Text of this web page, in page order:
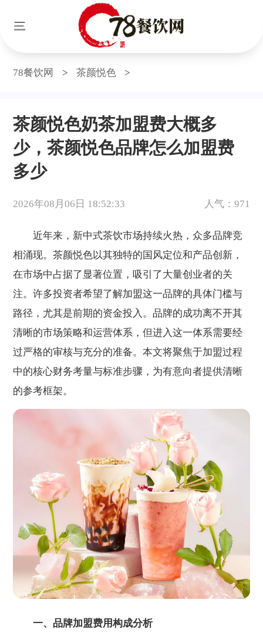
78餐饮网 > 茶颜悦色 >
茶颜悦色奶茶加盟费大概多
少，茶颜悦色品牌怎么加盟费
多少
2026年08月06日 18:52:33 人气：971
近年来，新中式茶饮市场持续火热，众多品牌竞
相涌现。茶颜悦色以其独特的国风定位和产品创新，
在市场中占据了显著位置，吸引了大量创业者的关
注。许多投资者希望了解加盟这一品牌的具体门槛与
路径，尤其是前期的资金投入。品牌的成功离不开其
清晰的市场策略和运营体系，但进入这一体系需要经
过严格的审核与充分的准备。本文将聚焦于加盟过程
中的核心财务考量与标准步骤，为有意向者提供清晰
的参考框架。
一、品牌加盟费用构成分析